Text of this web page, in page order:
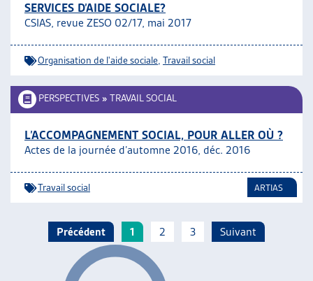
SERVICES D’AIDE SOCIALE?
CSIAS, revue ZESO 02/17, mai 2017
Organisation de l'aide sociale Travail social
PERSPECTIVES » TRAVAIL SOCIAL
L’ACCOMPAGNEMENT SOCIAL, POUR ALLER OÙ ?
Actes de la journée d’automne 2016, déc. 2016
Travail social ARTIAS
Précédent 1 2 3 Suivant